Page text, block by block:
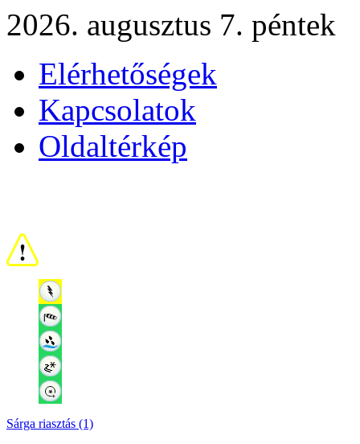
2026. augusztus 7. péntek
Elérhetőségek
Kapcsolatok
Oldaltérkép
Sárga riasztás (1)